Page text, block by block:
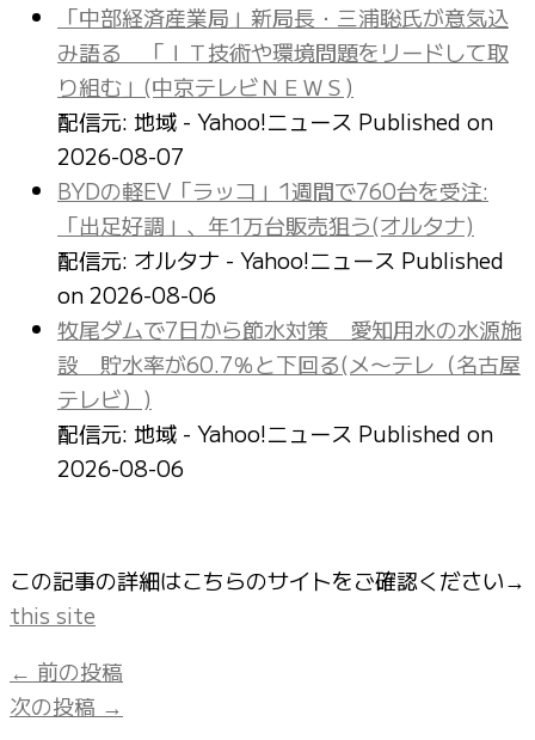
「中部経済産業局」新局長・三浦聡氏が意気込
み語る 「ＩＴ技術や環境問題をリードして取
り組む」(中京テレビＮＥＷＳ)
配信元: 地域 - Yahoo!ニュース Published on
2026-08-07
BYDの軽EV「ラッコ」1週間で760台を受注:
「出足好調」、年1万台販売狙う(オルタナ)
配信元: オルタナ - Yahoo!ニュース Published
on 2026-08-06
牧尾ダムで7日から節水対策 愛知用水の水源施
設 貯水率が60.7％と下回る(メ〜テレ（名古屋
テレビ）)
配信元: 地域 - Yahoo!ニュース Published on
2026-08-06
この記事の詳細はこちらのサイトをご確認ください→
this site
← 前の投稿
次の投稿 →